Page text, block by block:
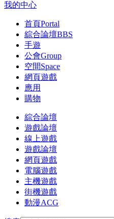
我的中心
首頁Portal
綜合論壇BBS
手遊
公會Group
空間Space
網頁遊戲
應用
購物
綜合論壇
遊戲論壇
線上遊戲
遊戲論壇
網頁遊戲
電腦遊戲
主機遊戲
街機遊戲
動漫ACG